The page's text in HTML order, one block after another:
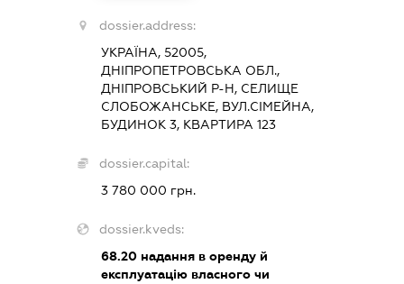
dossier.address:
УКРАЇНА, 52005,
ДНІПРОПЕТРОВСЬКА ОБЛ.,
ДНІПРОВСЬКИЙ Р-Н, СЕЛИЩЕ
СЛОБОЖАНСЬКЕ, ВУЛ.СІМЕЙНА,
БУДИНОК 3, КВАРТИРА 123
dossier.capital:
3 780 000 грн.
dossier.kveds:
68.20надання в оренду й
експлуатацію власного чи